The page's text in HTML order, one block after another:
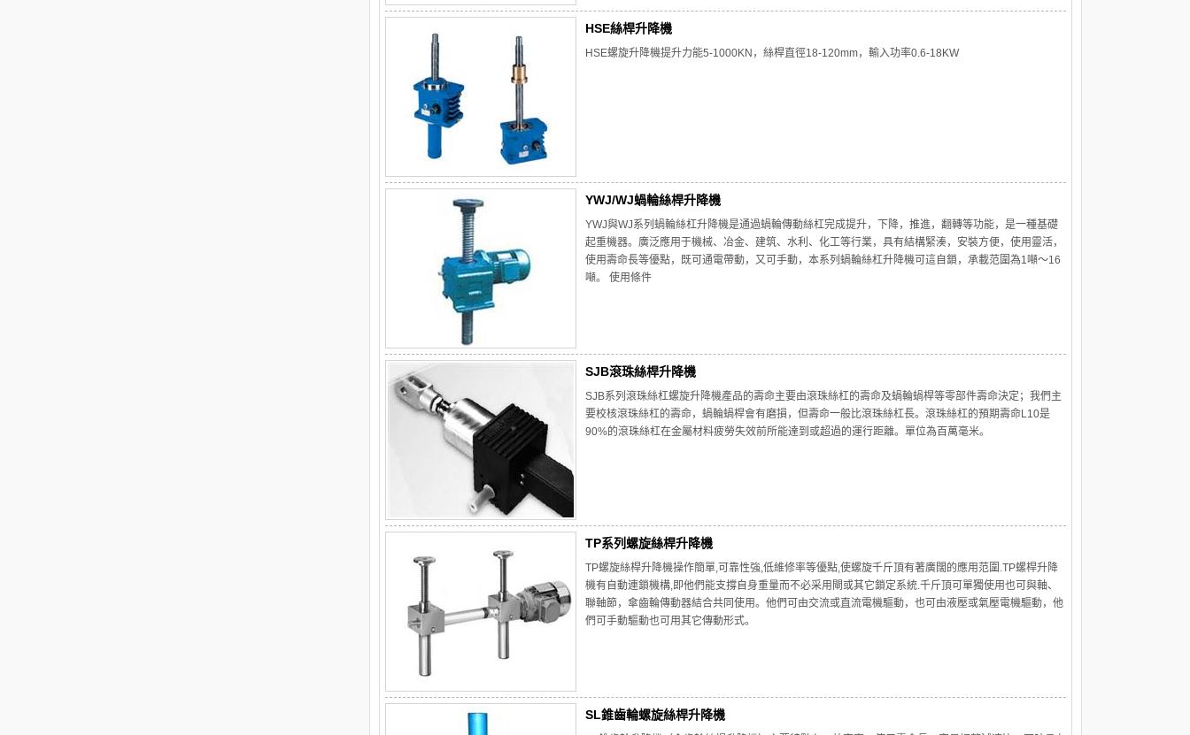
HSE絲桿升降機
HSE螺旋升降機提升力能5-1000KN，絲桿直徑18-120mm，輸入功率0.6-18KW
YWJ/WJ蝸輪絲桿升降機
YWJ與WJ系列蝸輪絲杠升降機是通過蝸輪傳動絲杠完成提升，下降，推進，翻轉等功能，是一種基礎
起重機器。廣泛應用于機械、冶金、建筑、水利、化工等行業，具有結構緊湊，安裝方便，使用靈活，
使用壽命長等優點，既可通電帶動，又可手動，本系列蝸輪絲杠升降機可這自鎖，承載范圍為1噸～16
噸。 使用條件
SJB滾珠絲桿升降機
SJB系列滾珠絲杠螺旋升降機產品的壽命主要由滾珠絲杠的壽命及蝸輪蝸桿等零部件壽命決定；我們主
要校核滾珠絲杠的壽命，蝸輪蝸桿會有磨損，但壽命一般比滾珠絲杠長。滾珠絲杠的預期壽命L10是
90%的滾珠絲杠在金屬材料疲勞失效前所能達到或超過的運行距離。單位為百萬毫米。
TP系列螺旋絲桿升降機
TP螺旋絲桿升降機操作簡單,可靠性強,低維修率等優點,使螺旋千斤頂有著廣闊的應用范圍.TP螺桿升降
機有自動連鎖機構,即他們能支撐自身重量而不必采用閘或其它鎖定系統.千斤頂可單獨使用也可與軸、
聯軸節，傘齒輪傳動器結合共同使用。他們可由交流或直流電機驅動，也可由液壓或氣壓電機驅動，他
們可手動驅動也可用其它傳動形式。
SL錐齒輪螺旋絲桿升降機